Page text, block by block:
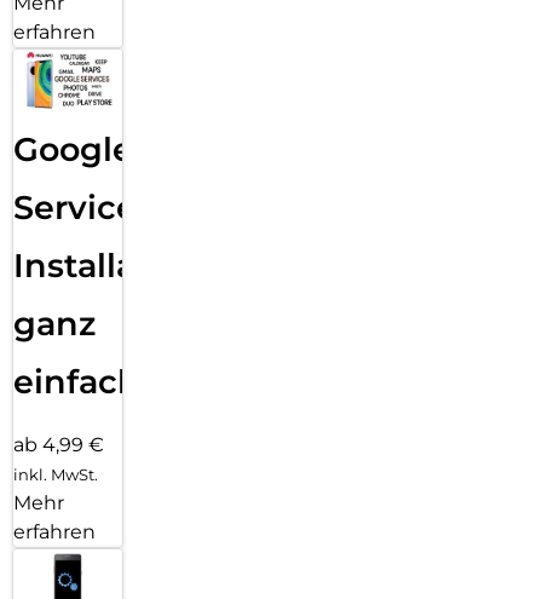
erfahren
Google
Services
Installation
ganz
einfach
ab 4,99 €
inkl. MwSt.
Mehr
erfahren